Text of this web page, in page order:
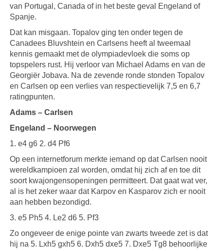
van Portugal, Canada of in het beste geval Engeland of
Spanje.
Dat kan misgaan. Topalov ging ten onder tegen de
Canadees Bluvshtein en Carlsens heeft al tweemaal
kennis gemaakt met de olympiadevloek die soms op
topspelers rust. Hij verloor van Michael Adams en van de
Georgiër Jobava. Na de zevende ronde stonden Topalov
en Carlsen op een verlies van respectievelijk 7,5 en 6,7
ratingpunten.
Adams – Carlsen
Engeland – Noorwegen
1. e4 g6 2. d4 Pf6
Op een internetforum merkte iemand op dat Carlsen nooit
wereldkampioen zal worden, omdat hij zich af en toe dit
soort kwajongensopeningen permitteert. Dat gaat wat ver,
al is het zeker waar dat Karpov en Kasparov zich er nooit
aan hebben bezondigd.
3. e5 Ph5 4. Le2 d6 5. Pf3
Zo ongeveer de enige pointe van zwarts tweede zet is dat
hij na 5. Lxh5 gxh5 6. Dxh5 dxe5 7. Dxe5 Tg8 behoorlijke